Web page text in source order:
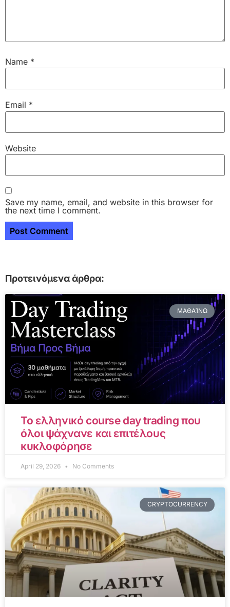
Name *
Email *
Website
Save my name, email, and website in this browser for
the next time I comment.
Προτεινόμενα άρθρα:
ΜΑΘΑΊΝΩ
Το ελληνικό course day trading που
όλοι ψάχνανε και επιτέλους
κυκλοφόρησε
April 29, 2026 No Comments
CRYPTOCURRENCY